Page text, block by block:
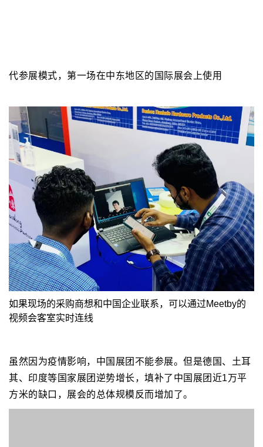
代参展模式，第一场在中东地区的国际展会上使用
如果现场的采购商想和中国企业联系，可以通过Meetby的
视频会客室实时连线
虽然因为疫情影响，中国展团不能参展。但是德国、土耳
其、印度等国家展团逆势增长，填补了中国展团近1万平
方米的缺口，展会的总体规模反而增加了。